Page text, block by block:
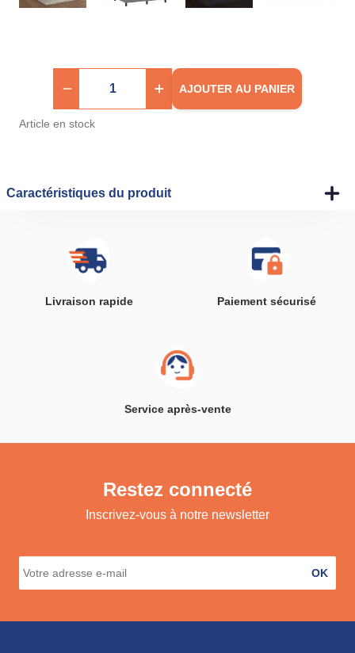
AJOUTER AU PANIER
Article en stock
Caractéristiques du produit
Livraison rapide Paiement sécurisé
Service après-vente
Restez connecté
Inscrivez-vous à notre newsletter
OK